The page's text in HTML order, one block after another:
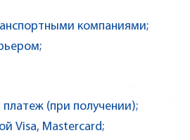
компаниями;
(при получении);
Visa, Mastercard;